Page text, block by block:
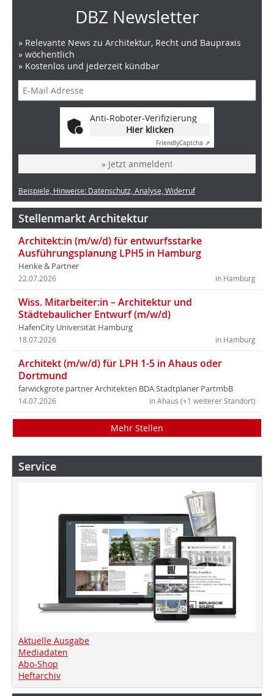
DBZ Newsletter
» Relevante News zu Architektur, Recht und Baupraxis
» wöchentlich
» Kostenlos und jederzeit kündbar
Anti-Roboter-Verifizierung
Hier klicken
FriendlyCaptcha ⇗
» Jetzt anmelden!
Beispiele, Hinweise: Datenschutz, Analyse, Widerruf
Stellenmarkt Architektur
Architekt:in (m/w/d) für entwurfsstarke
Ausführungsplanung LPH5 in Hamburg
Henke & Partner
in Hamburg
22.07.2026
Wiss. Mitarbeiter:in – Architektur und
Städtebaulicher Entwurf (m/w/d)
HafenCity Universität Hamburg
in Hamburg
18.07.2026
Architekt (m/w/d) für LPH 1-5 in Ahaus oder
Dortmund
farwickgrote partner Architekten BDA Stadtplaner PartmbB
in Ahaus (+1 weiterer Standort)
14.07.2026
Mehr Stellen
Service
Aktuelle Ausgabe
Mediadaten
Abo-Shop
Heftarchiv